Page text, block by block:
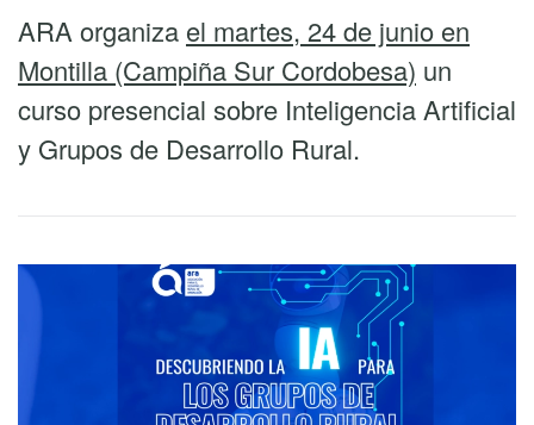
ARA organiza el martes, 24 de junio en
Montilla (Campiña Sur Cordobesa) un
curso presencial sobre Inteligencia Artificial
y Grupos de Desarrollo Rural.